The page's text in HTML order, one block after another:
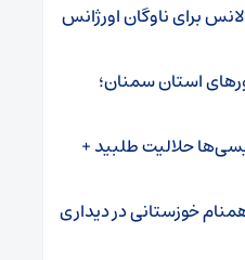
خرید ۱۲ آمبولانس برای ناوگان اورژانس
استان سمنان؛
حلالیت طلبید +
خوزستانی در دیداری